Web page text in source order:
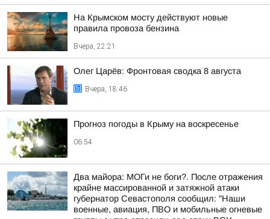
На Крымском мосту действуют новые
правила провоза бензина
Вчера, 22:21
Олег Царёв: Фронтовая сводка 8 августа
Вчера, 18:46
Прогноз погоды в Крыму на воскресенье
06:54
Два майора: МОГи не боги?. После отражения
крайне массированной и затяжной атаки
губернатор Севастополя сообщил: "Наши
военные, авиация, ПВО и мобильные огневые